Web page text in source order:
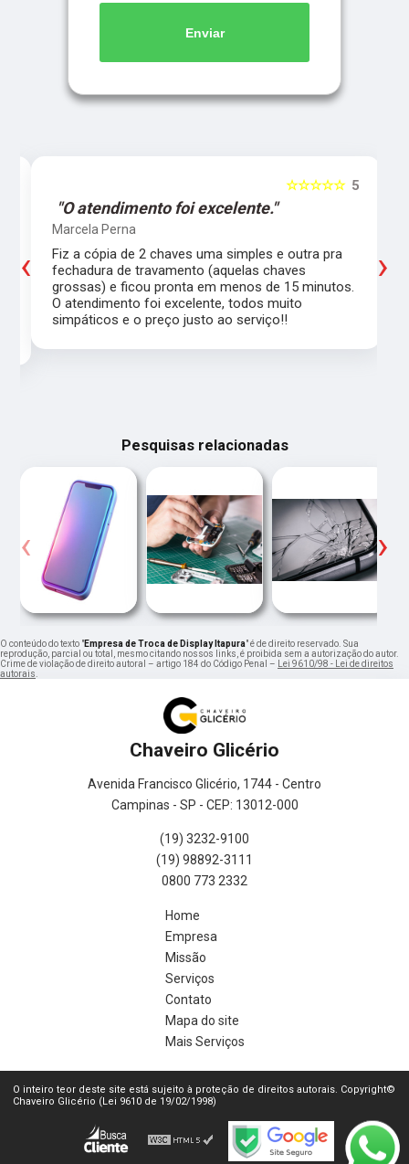
Enviar
5
☆☆☆☆☆
"O atendimento foi excelente."
Marcela Perna
Fiz a cópia de 2 chaves uma simples e outra pra
fechadura de travamento (aquelas chaves
grossas) e ficou pronta em menos de 15 minutos.
O atendimento foi excelente, todos muito
simpáticos e o preço justo ao serviço!!
‹ ›
Pesquisas relacionadas
‹ ›
O conteúdo do texto "Empresa de Troca de Display Itapura" é de direito reservado. Sua
reprodução, parcial ou total, mesmo citando nossos links, é proibida sem a autorização do autor.
Crime de violação de direito autoral – artigo 184 do Código Penal – Lei 9610/98 - Lei de direitos
autorais.
Chaveiro Glicério
Avenida Francisco Glicério, 1744 - Centro
Campinas - SP - CEP: 13012-000
(19) 3232-9100
(19) 98892-3111
0800 773 2332
Home
Empresa
Missão
Serviços
Contato
Mapa do site
Mais Serviços
O inteiro teor deste site está sujeito à proteção de direitos autorais. Copyright©
Chaveiro Glicério (Lei 9610 de 19/02/1998)